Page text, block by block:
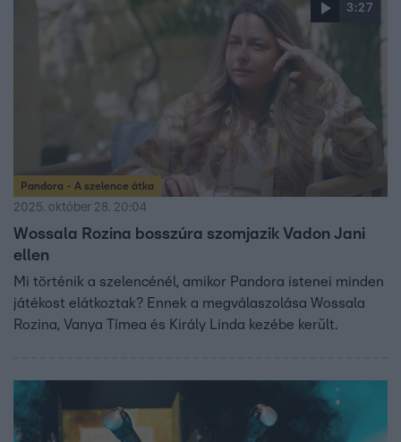
3:27
Pandora - A szelence átka
2025. október 28. 20:04
Wossala Rozina bosszúra szomjazik Vadon Jani
ellen
Mi történik a szelencénél, amikor Pandora istenei minden
játékost elátkoztak? Ennek a megválaszolása Wossala
Rozina, Vanya Tímea és Király Linda kezébe került.